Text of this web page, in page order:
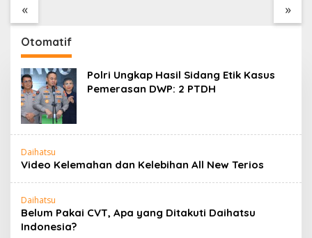
« »
Menghilang di Tengah
Sorotan Dugaan
Gratifikasi
Sambut HUT Ke-81 RI
Otomatif
Polri Ungkap Hasil Sidang Etik Kasus
Pemerasan DWP: 2 PTDH
Daihatsu
Video Kelemahan dan Kelebihan All New Terios
Daihatsu
Belum Pakai CVT, Apa yang Ditakuti Daihatsu
Indonesia?